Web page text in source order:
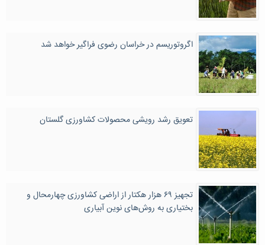
اگروتوریسم در خراسان رضوی فراگیر خواهد شد
تعویق رشد رویشی محصولات کشاورزی گلستان
تجهیز ۶۹ هزار هکتار از اراضی کشاورزی چهارمحال و
بختیاری به روش‌های نوین آبیاری